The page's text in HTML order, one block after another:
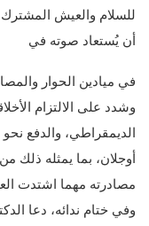
للسلام والعيش
أن يُستعاد صوته في
في ميادين الحوار
وشدد على الالتزام
الديمقراطي، والدفع نحو
أوجلان، بما يمثله ذلك
مصادرته مهما اشتدت
وفي ختام ندائه، دعا